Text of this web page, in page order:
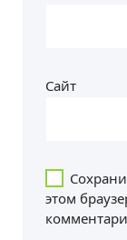
Сайт
этом